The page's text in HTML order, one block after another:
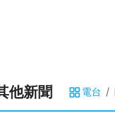
他新聞 電台 /